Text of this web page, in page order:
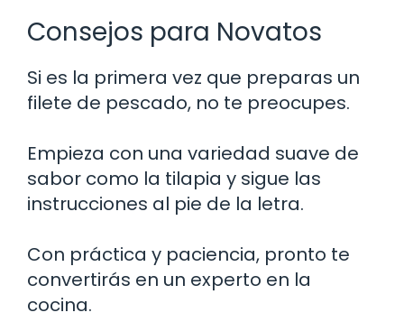
Consejos para Novatos
Si es la primera vez que preparas un
filete de pescado, no te preocupes.
Empieza con una variedad suave de
sabor como la tilapia y sigue las
instrucciones al pie de la letra.
Con práctica y paciencia, pronto te
convertirás en un experto en la
cocina.